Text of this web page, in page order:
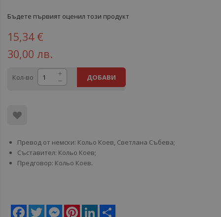
Бъдете първият оценил този продукт
15,34 €
30,00 лв.
Кол-во ДОБАВИ
Превод от немски: Кольо Коев, Светлана Събева;
Съставител: Кольо Коев;
Предговор: Кольо Коев.
Facebook
Twitter MessengerPinterestLinkedIn